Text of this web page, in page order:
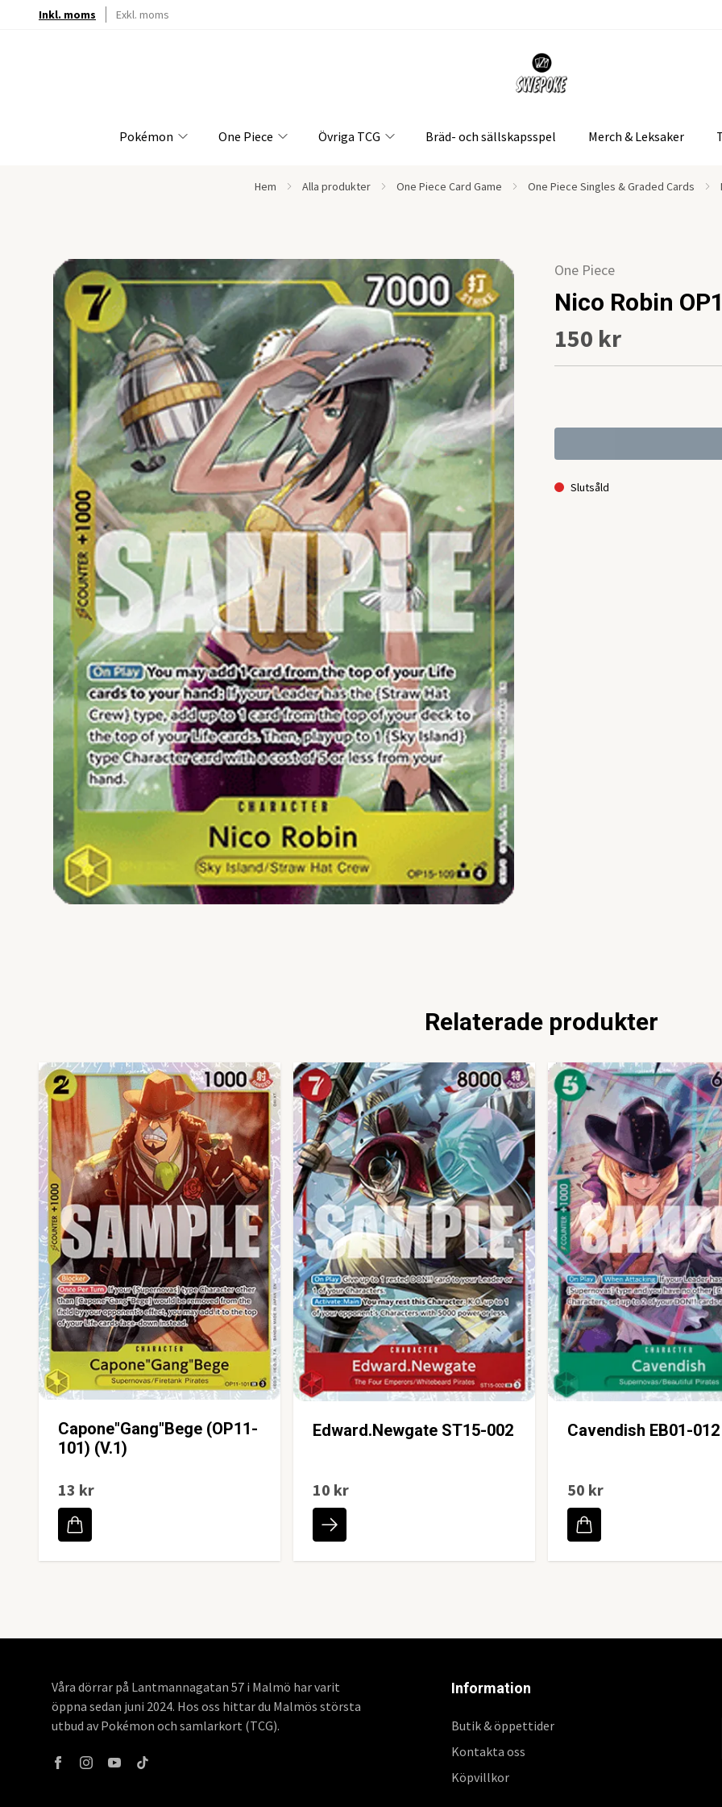
Inkl. moms Exkl. moms
Pokémon One Piece Övriga TCG Bräd- och sällskapsspel Merch & Leksaker
Hem Alla produkter One Piece Card Game One Piece Singles & Graded Cards
One Piece
Nico Robin
150 kr
Slutsåld
Relaterade produkter
Capone"Gang"Bege (OP11-
101) (V.1)
13 kr
Edward.Newgate ST15-002
10 kr
Cavendish EB01-012
50 kr
Våra dörrar på Lantmannagatan 57 i Malmö har varit
öppna sedan juni 2024. Hos oss hittar du Malmös största
utbud av Pokémon och samlarkort (TCG).
Information
Butik & öppettider
Kontakta oss
Köpvillkor